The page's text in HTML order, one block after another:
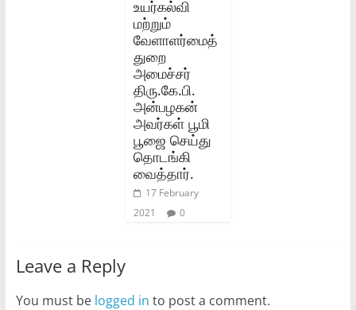
உயர்கல்வி
மற்றும்‌
வேளாளர்மைத்
துறை
அமைச்சர்‌
திரு.கே.பி.
அன்பழகன்‌
அவர்கள்‌ பூமி
பூஜை செய்து
தொடங்கி
வைத்தார்‌.
17 February
2021
0
Leave a Reply
You must be logged in to post a comment.